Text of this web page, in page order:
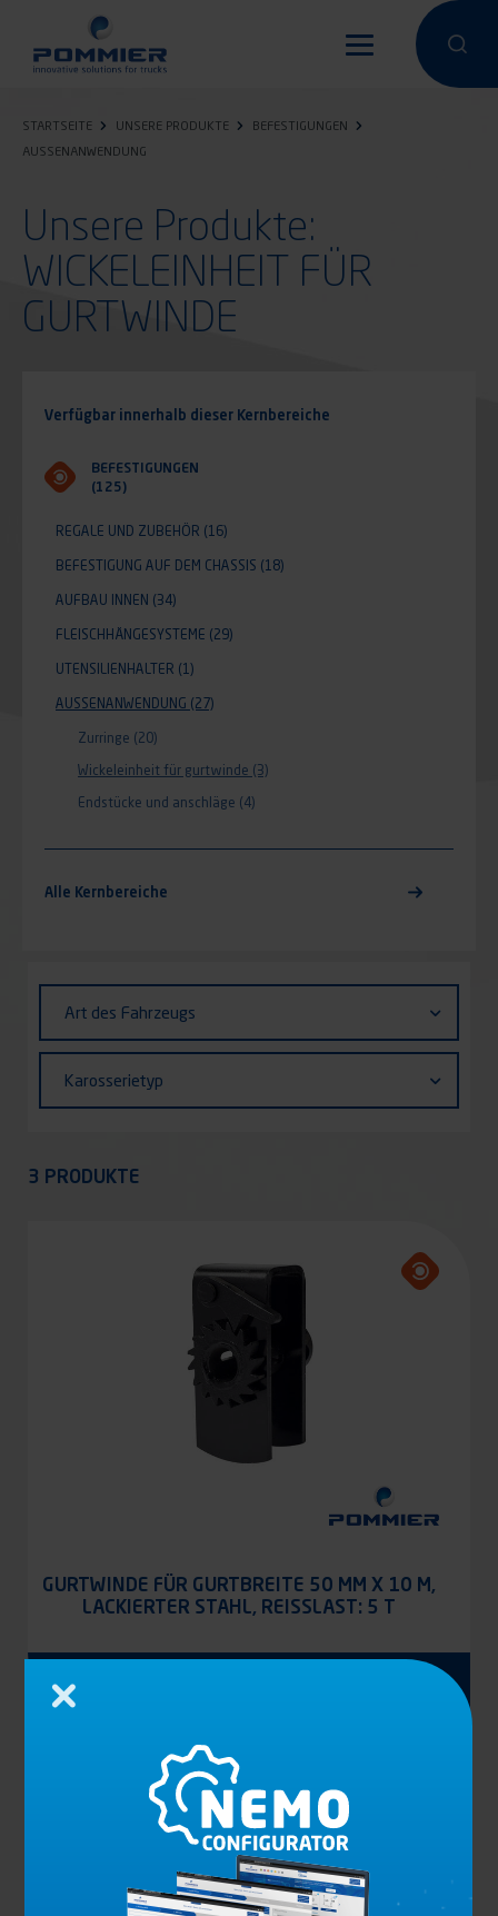
Inhalt
Eine
Eine
STARTSEITE UNSERE PRODUKTE
BEFESTIGUNGEN
AUSSENANWENDUNG
Unsere Produkte:
WICKELEINHEIT FÜR
GURTWINDE
des
Fahrzeugs
Art des Fahrzeugs
Karosserietyp
3 PRODUKTE
GURTWINDE FÜR GURTBREITE 50 MM X 10 M,
LACKIERTER STAHL, REISSLAST: 5 T
Verfügbar innerhalb dieser Kernbereiche
BEFESTIGUNGEN
(125)
REGALE UND ZUBEHÖR (16)
BEFESTIGUNG AUF DEM CHASSIS (18)
AUFBAU INNEN (34)
FLEISCHHÄNGESYSTEME (29)
UTENSILIENHALTER (1)
AUSSENANWENDUNG (27)
Zurringe (20)
Wickeleinheit für gurtwinde (3)
Endstücke und anschläge (4)
Alle Kernbereiche